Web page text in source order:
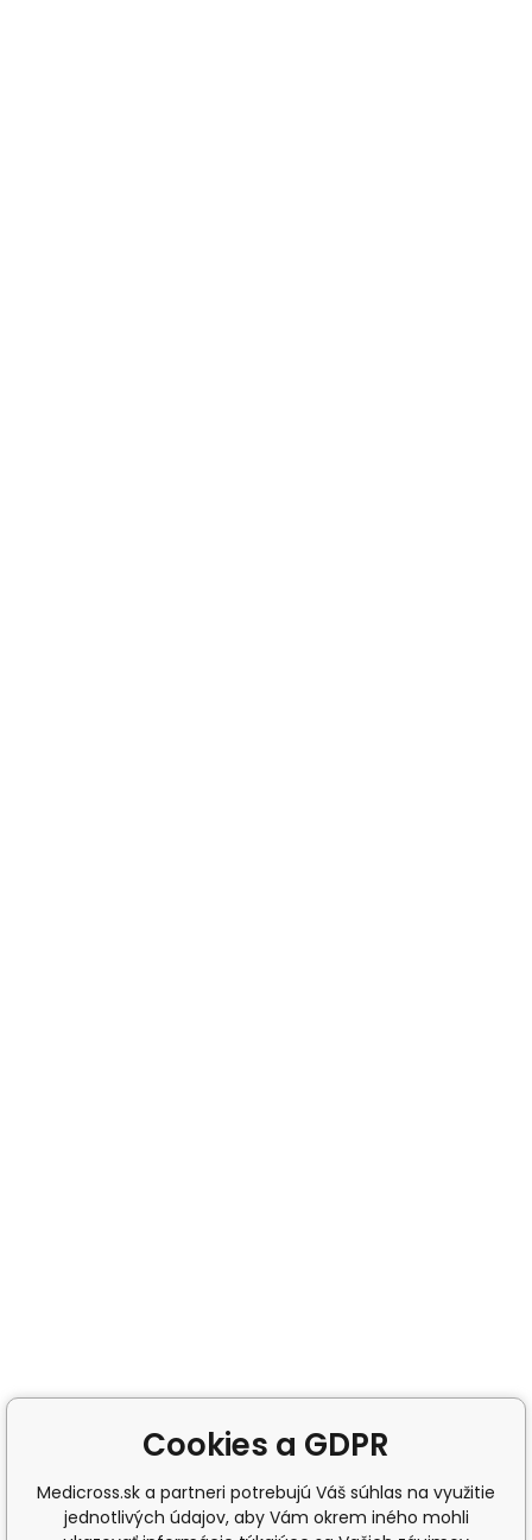
Cookies a GDPR
Medicross.sk a partneri potrebujú Váš súhlas na využitie
jednotlivých údajov, aby Vám okrem iného mohli